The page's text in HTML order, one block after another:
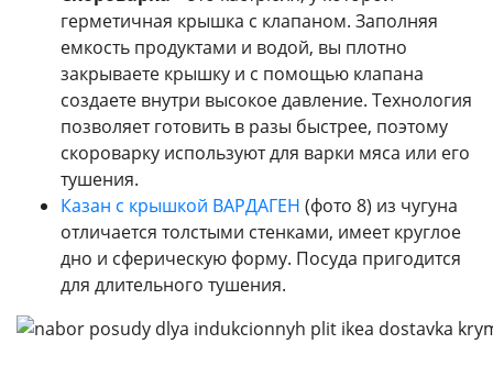
герметичная крышка с клапаном. Заполняя
емкость продуктами и водой, вы плотно
закрываете крышку и с помощью клапана
создаете внутри высокое давление. Технология
позволяет готовить в разы быстрее, поэтому
скороварку используют для варки мяса или его
тушения.
Казан с крышкой ВАРДАГЕН (фото 8) из чугуна
отличается толстыми стенками, имеет круглое
дно и сферическую форму. Посуда пригодится
для длительного тушения.